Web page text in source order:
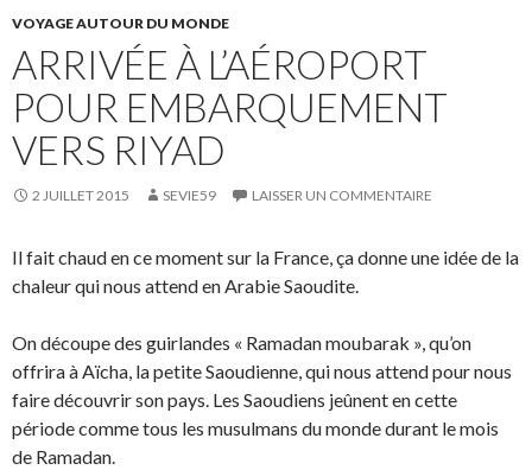
VOYAGE AUTOUR DU MONDE
ARRIVÉE À L’AÉROPORT
POUR EMBARQUEMENT
VERS RIYAD
2 JUILLET 2015 SEVIE59 LAISSER UN COMMENTAIRE
Il fait chaud en ce moment sur la France, ça donne une idée de la
chaleur qui nous attend en Arabie Saoudite.
On découpe des guirlandes « Ramadan moubarak », qu’on
offrira à Aïcha, la petite Saoudienne, qui nous attend pour nous
faire découvrir son pays. Les Saoudiens jeûnent en cette
période comme tous les musulmans du monde durant le mois
de Ramadan.